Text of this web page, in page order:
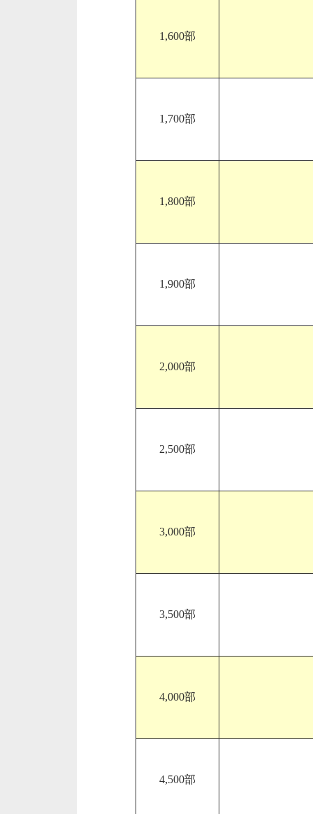
1,600部
1,700部
1,800部
1,900部
2,000部
2,500部
3,000部
3,500部
4,000部
4,500部